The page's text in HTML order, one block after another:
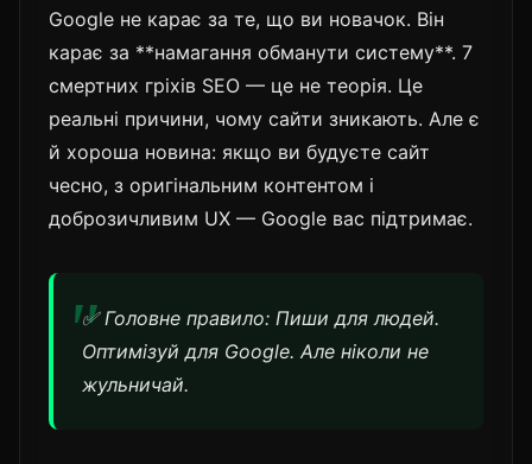
Google не карає за те, що ви новачок. Він
карає за **намагання обманути систему**. 7
смертних гріхів SEO — це не теорія. Це
реальні причини, чому сайти зникають. Але є
й хороша новина: якщо ви будуєте сайт
чесно, з оригінальним контентом і
доброзичливим UX — Google вас підтримає.
✅ Головне правило: Пиши для людей.
Оптимізуй для Google. Але ніколи не
жульничай.